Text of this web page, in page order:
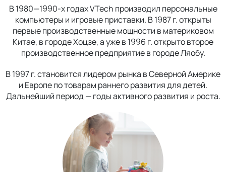
В 1980—1990-х годах VTech производил персональные
компьютеры и игровые приставки. В 1987 г. открыты
первые производственные мощности в материковом
Китае, в городе Хоцзе, а уже в 1996 г. открыто второе
производственное предприятие в городе Ляобу.
В 1997 г. становится лидером рынка в Северной Америке
и Европе по товарам раннего развития для детей.
Дальнейший период — годы активного развития и роста.